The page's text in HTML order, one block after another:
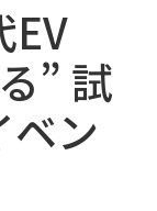
EV
” 試
ベン